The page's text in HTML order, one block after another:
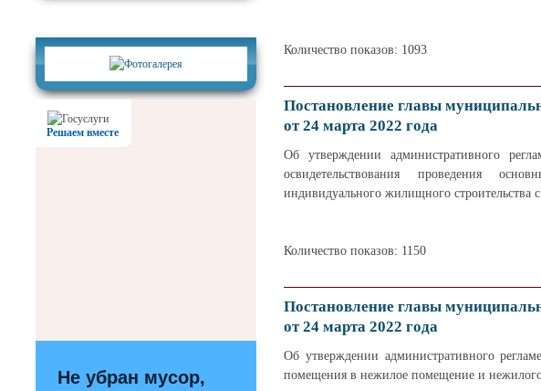
Решаем вместе
Не убран мусор,
Количество показов: 1093
Постановление главы
от 24 марта 2022 года
Об утверждении административного
освидетельствования проведения
индивидуального жилищного строительства
Количество показов: 1150
Постановление главы
от 24 марта 2022 года
Об утверждении административного
помещения в нежилое помещение и